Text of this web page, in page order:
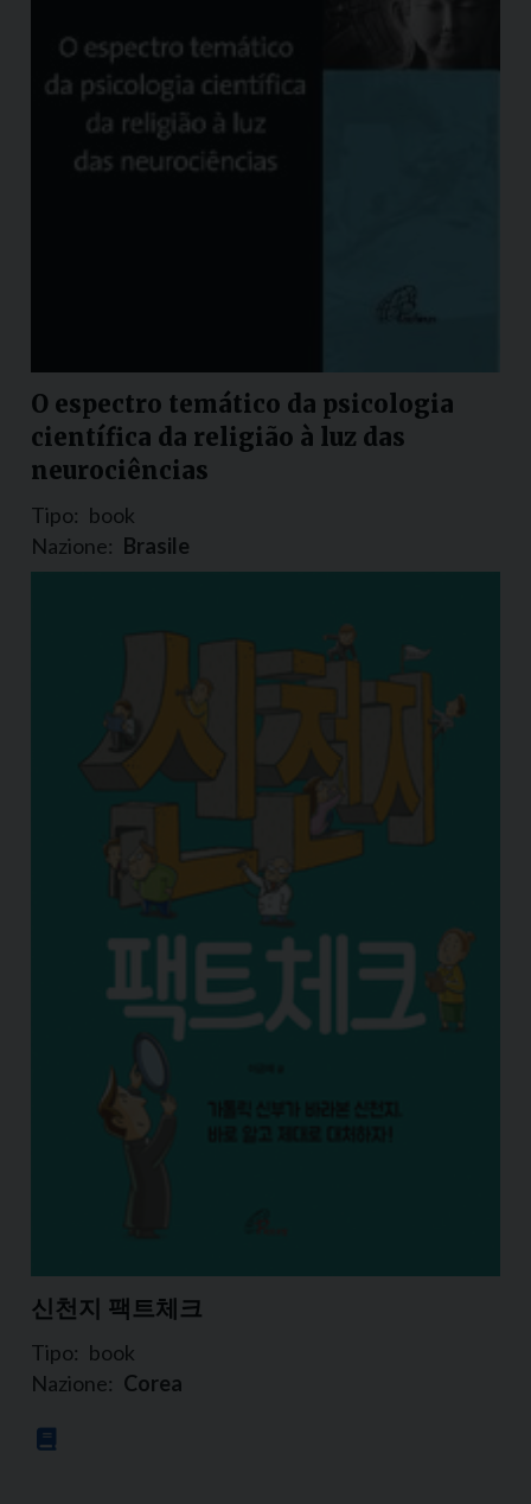
O espectro temático da psicologia
científica da religião à luz das
neurociências
Tipo: book
Nazione: Brasile
신천지 팩트체크
Tipo: book
Nazione: Corea